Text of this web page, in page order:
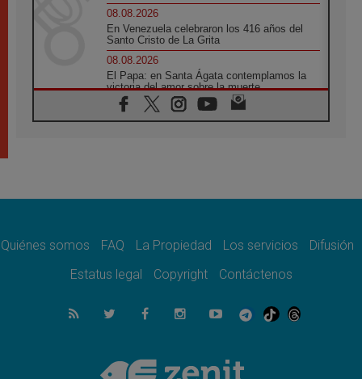
08.08.2026
En Venezuela celebraron los 416 años del
Santo Cristo de La Grita
08.08.2026
El Papa: en Santa Ágata contemplamos la
victoria del amor sobre la muerte
08.08.2026
León XIV visitará el Santuario de la Madre
07.08.2026
07.08.2026
el compromiso del cristiano"
La matanza de niños en Gaza no cesa: 300
muertos en 300 días
Tagle: La guerra desfigura el mundo, solo la
revelación de Dios lo transfigura
Quiénes somos FAQ La Propiedad Los servicios
Difusión
Estatus legal
Copyright Contáctenos